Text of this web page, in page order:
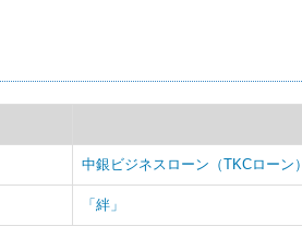
中銀ビジネスローン（TKCローン）
「絆」